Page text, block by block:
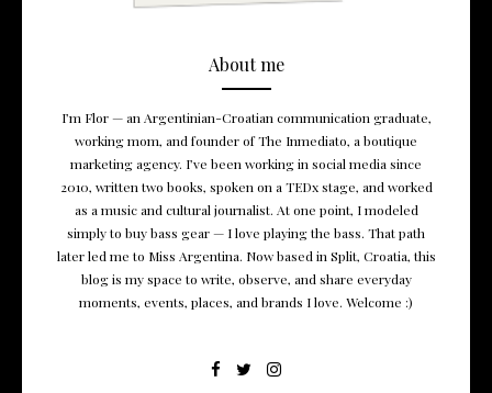
About me
I’m Flor — an Argentinian-Croatian communication graduate,
working mom, and founder of The Inmediato, a boutique
marketing agency. I’ve been working in social media since
2010, written two books, spoken on a TEDx stage, and worked
as a music and cultural journalist. At one point, I modeled
simply to buy bass gear — I love playing the bass. That path
later led me to Miss Argentina. Now based in Split, Croatia, this
blog is my space to write, observe, and share everyday
moments, events, places, and brands I love. Welcome :)